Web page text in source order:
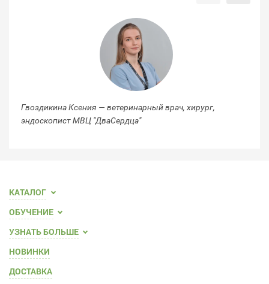
Гвоздикина Ксения — ветеринарный врач, хирург,
эндоскопист МВЦ "ДваСердца"
КАТАЛОГ
ОБУЧЕНИЕ
УЗНАТЬ БОЛЬШЕ
НОВИНКИ
ДОСТАВКА